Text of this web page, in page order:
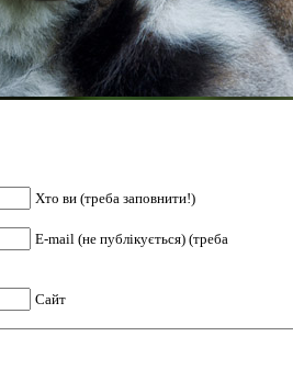
Хто ви (треба заповнити!)
E-mail (не публікується) (треба
Сайт